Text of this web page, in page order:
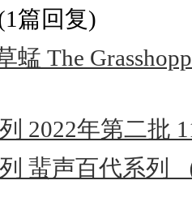
篇回复)
蜢 The
2022年第二批
蜚声百代系列